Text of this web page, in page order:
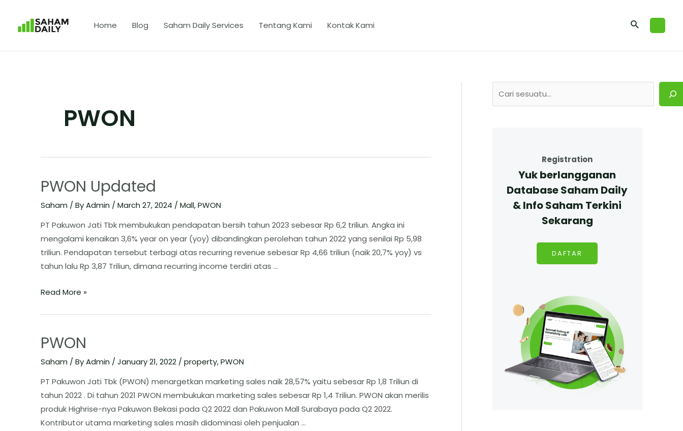
Home Blog Saham Daily Services Tentang Kami Kontak Kami
PWON
PWON Updated
Saham / ByAdmin /March 27, 2024 /Mall,PWON
PT Pakuwon Jati Tbk membukukan pendapatan bersih tahun 2023 sebesar Rp 6,2 triliun. Angka ini
mengalami kenaikan 3,6% year on year (yoy) dibandingkan perolehan tahun 2022 yang senilai Rp 5,98
triliun. Pendapatan tersebut terbagi atas recurring revenue sebesar Rp 4,66 triliun (naik 20,7% yoy) vs
tahun lalu Rp 3,87 Triliun, dimana recurring income terdiri atas …
Read More »
PWON
Saham / ByAdmin / January 21, 2022 / property,PWON
PT Pakuwon Jati Tbk (PWON) menargetkan marketing sales naik 28,57% yaitu sebesar Rp 1,8 Triliun di
tahun 2022 . Di tahun 2021 PWON membukukan marketing sales sebesar Rp 1,4 Triliun. PWON akan merilis
produk Highrise-nya Pakuwon Bekasi pada Q2 2022 dan Pakuwon Mall Surabaya pada Q2 2022.
Kontributor utama marketing sales masih didominasi oleh penjualan …
Registration
Yuk berlangganan
Database Saham Daily
& Info Saham Terkini
Sekarang
DAFTAR